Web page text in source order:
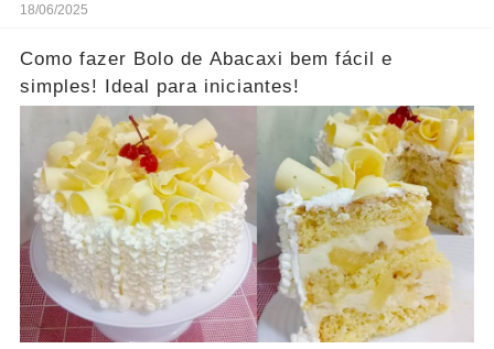
18/06/2025
Como fazer Bolo de Abacaxi bem fácil e
simples! Ideal para iniciantes!